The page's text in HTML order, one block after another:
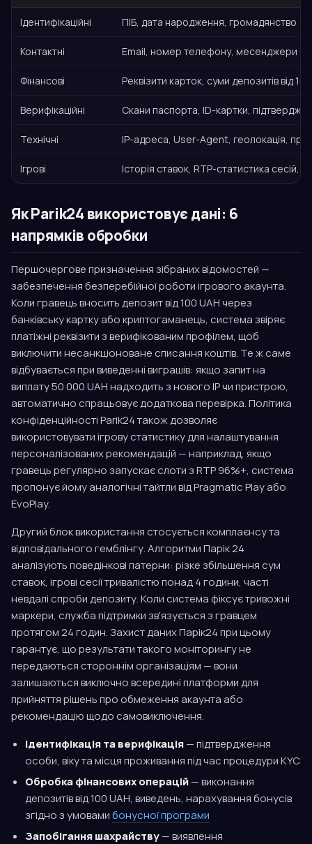
Ідентифікаційні ПІБ, дата народження, громадянство
Контактні Email, номер телефону, месенджери
Фінансові Реквізити карток, суми депозитів від
Верифікаційні Скани паспорта, ID-картки,
Технічні IP-адреса, User-Agent, геолокація,
Ігрові Історія ставок, RTP-статистика сесій,
Як Parik24 використовує дані: 6
напрямків обробки
Першочергове призначення зібраних відомостей —
забезпечення безперебійної роботи ігрового акаунта.
Коли гравець вносить депозит від 100 UAH через
банківську картку або криптогаманець, система звіряє
платіжні реквізити з верифікованим профілем, щоб
виключити несанкціоноване списання коштів. Те ж саме
відбувається при виведенні виграшів: якщо запит на
виплату 50 000 UAH надходить з нового IP чи пристрою,
автоматично спрацьовує додаткова перевірка. Політика
конфіденційності Parik24 також дозволяє
використовувати ігрову статистику для налаштування
персоналізованих рекомендацій — наприклад, якщо
гравець регулярно запускає слоти з RTP 96%+, система
пропонує йому аналогічні тайтли від Pragmatic Play або
EvoPlay.
Другий блок використання стосується комплаєнсу та
відповідального гемблінгу. Алгоритми Парік 24
аналізують поведінкові патерни: різке збільшення сум
ставок, ігрові сесії тривалістю понад 4 години, часті
невдалі спроби депозиту. Коли система фіксує тривожні
маркери, служба підтримки зв'язується з гравцем
протягом 24 годин. Захист даних Парік24 при цьому
гарантує, що результати такого моніторингу не
передаються стороннім організаціям — вони
залишаються виключно всередині платформи для
прийняття рішень про обмеження акаунта або
рекомендацію щодо самовиключення.
Ідентифікація та верифікація— підтвердження
особи, віку та місця проживання під час процедури KYC
Обробка фінансових операцій— виконання
депозитів від 100 UAH, виведень, нарахування бонусів
згідно з умовамибонусної програми
Запобігання шахрайству— виявлення